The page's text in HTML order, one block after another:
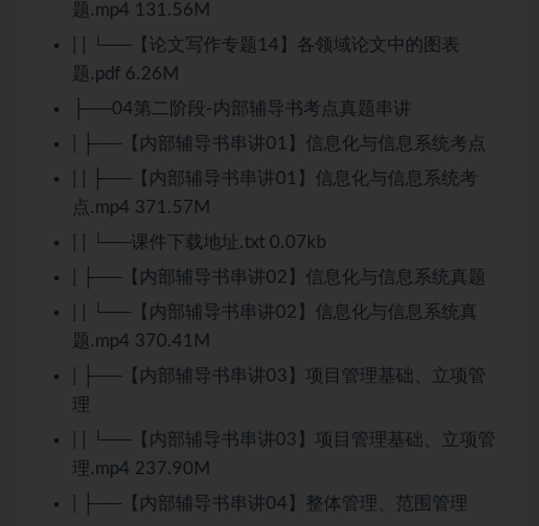
题.mp4 131.56M
| | └──【论文写作专题14】各领域论文中的图表
题.pdf 6.26M
├──04第二阶段-内部辅导书考点真题串讲
| ├──【内部辅导书串讲01】信息化与信息系统考点
| | ├──【内部辅导书串讲01】信息化与信息系统考
点.mp4 371.57M
| | └──课件下载地址.txt 0.07kb
| ├──【内部辅导书串讲02】信息化与信息系统真题
| | └──【内部辅导书串讲02】信息化与信息系统真
题.mp4 370.41M
| ├──【内部辅导书串讲03】项目管理基础、立项管
理
| | └──【内部辅导书串讲03】项目管理基础、立项管
理.mp4 237.90M
| ├──【内部辅导书串讲04】整体管理、范围管理